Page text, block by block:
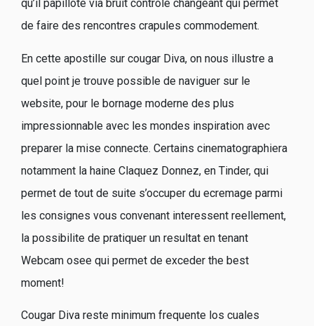
qu’il papillote via bruit controle changeant qui permet
de faire des rencontres crapules commodement.
En cette apostille sur cougar Diva, on nous illustre a
quel point je trouve possible de naviguer sur le
website, pour le bornage moderne des plus
impressionnable avec les mondes inspiration avec
preparer la mise connecte. Certains cinematographiera
notamment la haine Claquez Donnez, en Tinder, qui
permet de tout de suite s’occuper du ecremage parmi
les consignes vous convenant interessent reellement,
la possibilite de pratiquer un resultat en tenant
Webcam osee qui permet de exceder the best
moment!
Cougar Diva reste minimum frequente los cuales